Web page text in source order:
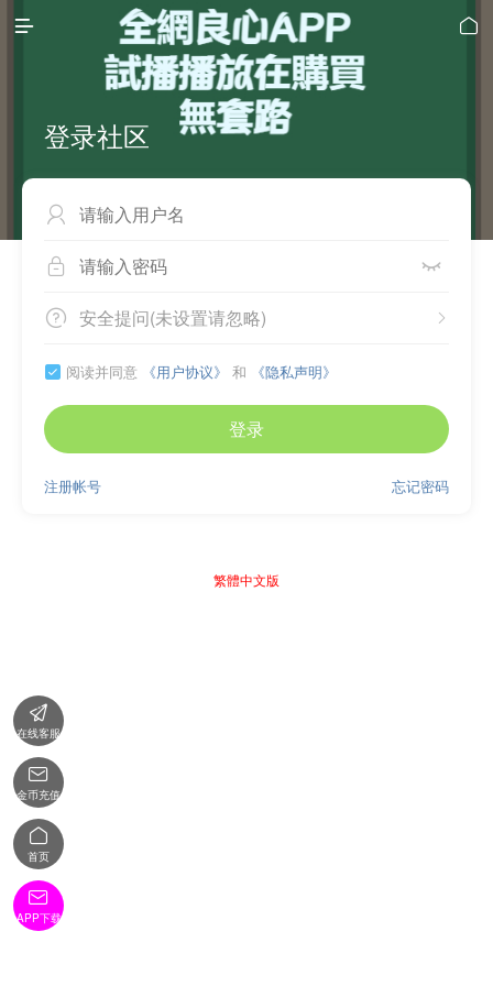
 
登录社区

 
 
安全提问(未设置请忽略)
 阅读并同意 《用户协议》 和 《隐私声明》
登录
忘记密码
注册帐号
繁體中文版

在线客服

金币充值

首页

APP下载